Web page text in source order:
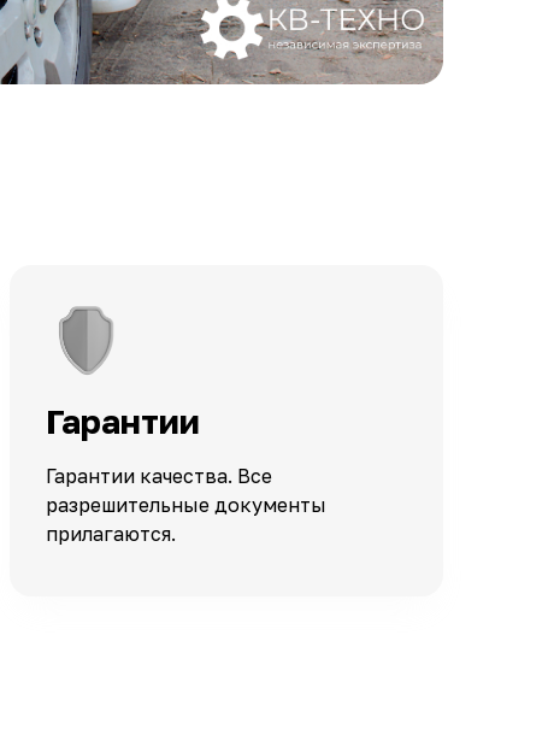
Гарантии
Гарантии качества. Все
разрешительные документы
прилагаются.